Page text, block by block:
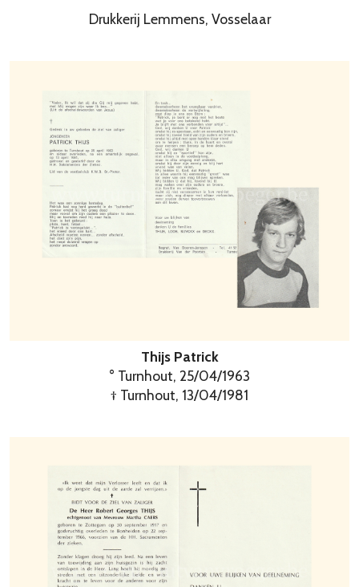
Drukkerij Lemmens, Vosselaar
Thijs Patrick
° Turnhout, 25/04/1963
† Turnhout, 13/04/1981